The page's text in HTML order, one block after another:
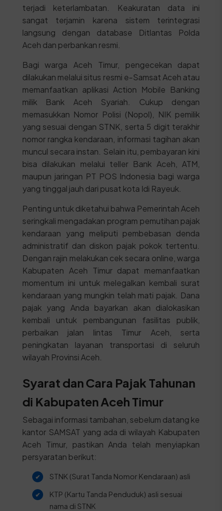
terjadi keterlambatan. Keakuratan data ini
sangat terjamin karena sistem terintegrasi
langsung dengan database Ditlantas Polda
Aceh dan perbankan resmi.
Bagi warga Aceh Timur, pengecekan dapat
dilakukan melalui situs resmi e-Samsat Aceh atau
memanfaatkan aplikasi Action Mobile Banking
milik Bank Aceh Syariah. Cukup dengan
memasukkan Nomor Polisi (Nopol), NIK pemilik
yang sesuai dengan STNK, serta 5 digit terakhir
nomor rangka kendaraan, informasi tagihan akan
muncul secara instan. Selain itu, pembayaran kini
bisa dilakukan melalui teller Bank Aceh, ATM,
maupun jaringan PT POS Indonesia bagi warga
yang tinggal jauh dari pusat kota Idi Rayeuk.
Penting untuk diketahui bahwa Pemerintah Aceh
seringkali mengadakan program pemutihan pajak
kendaraan yang meliputi pembebasan denda
administratif dan diskon pajak pokok tertentu.
Dengan rajin melakukan cek secara online, warga
Kabupaten Aceh Timur dapat memanfaatkan
momentum ini untuk melegalkan kembali surat
kendaraan yang mungkin telah mati pajak. Dana
pajak yang Anda bayarkan akan dialokasikan
kembali untuk pembangunan fasilitas publik,
perbaikan jalan lintas Timur Aceh, serta
peningkatan layanan transportasi di seluruh
wilayah Provinsi Aceh.
Syarat dan Cara Pajak Tahunan
di Kabupaten Aceh Timur
Sebagai informasi tambahan, sebelum datang ke
kantor SAMSAT yang ada di wilayah Kabupaten
Aceh Timur, pastikan Anda telah menyiapkan
persyaratan berikut:
STNK (Surat Tanda Nomor Kendaraan) asli
KTP (Kartu Tanda Penduduk) asli sesuai
nama di STNK